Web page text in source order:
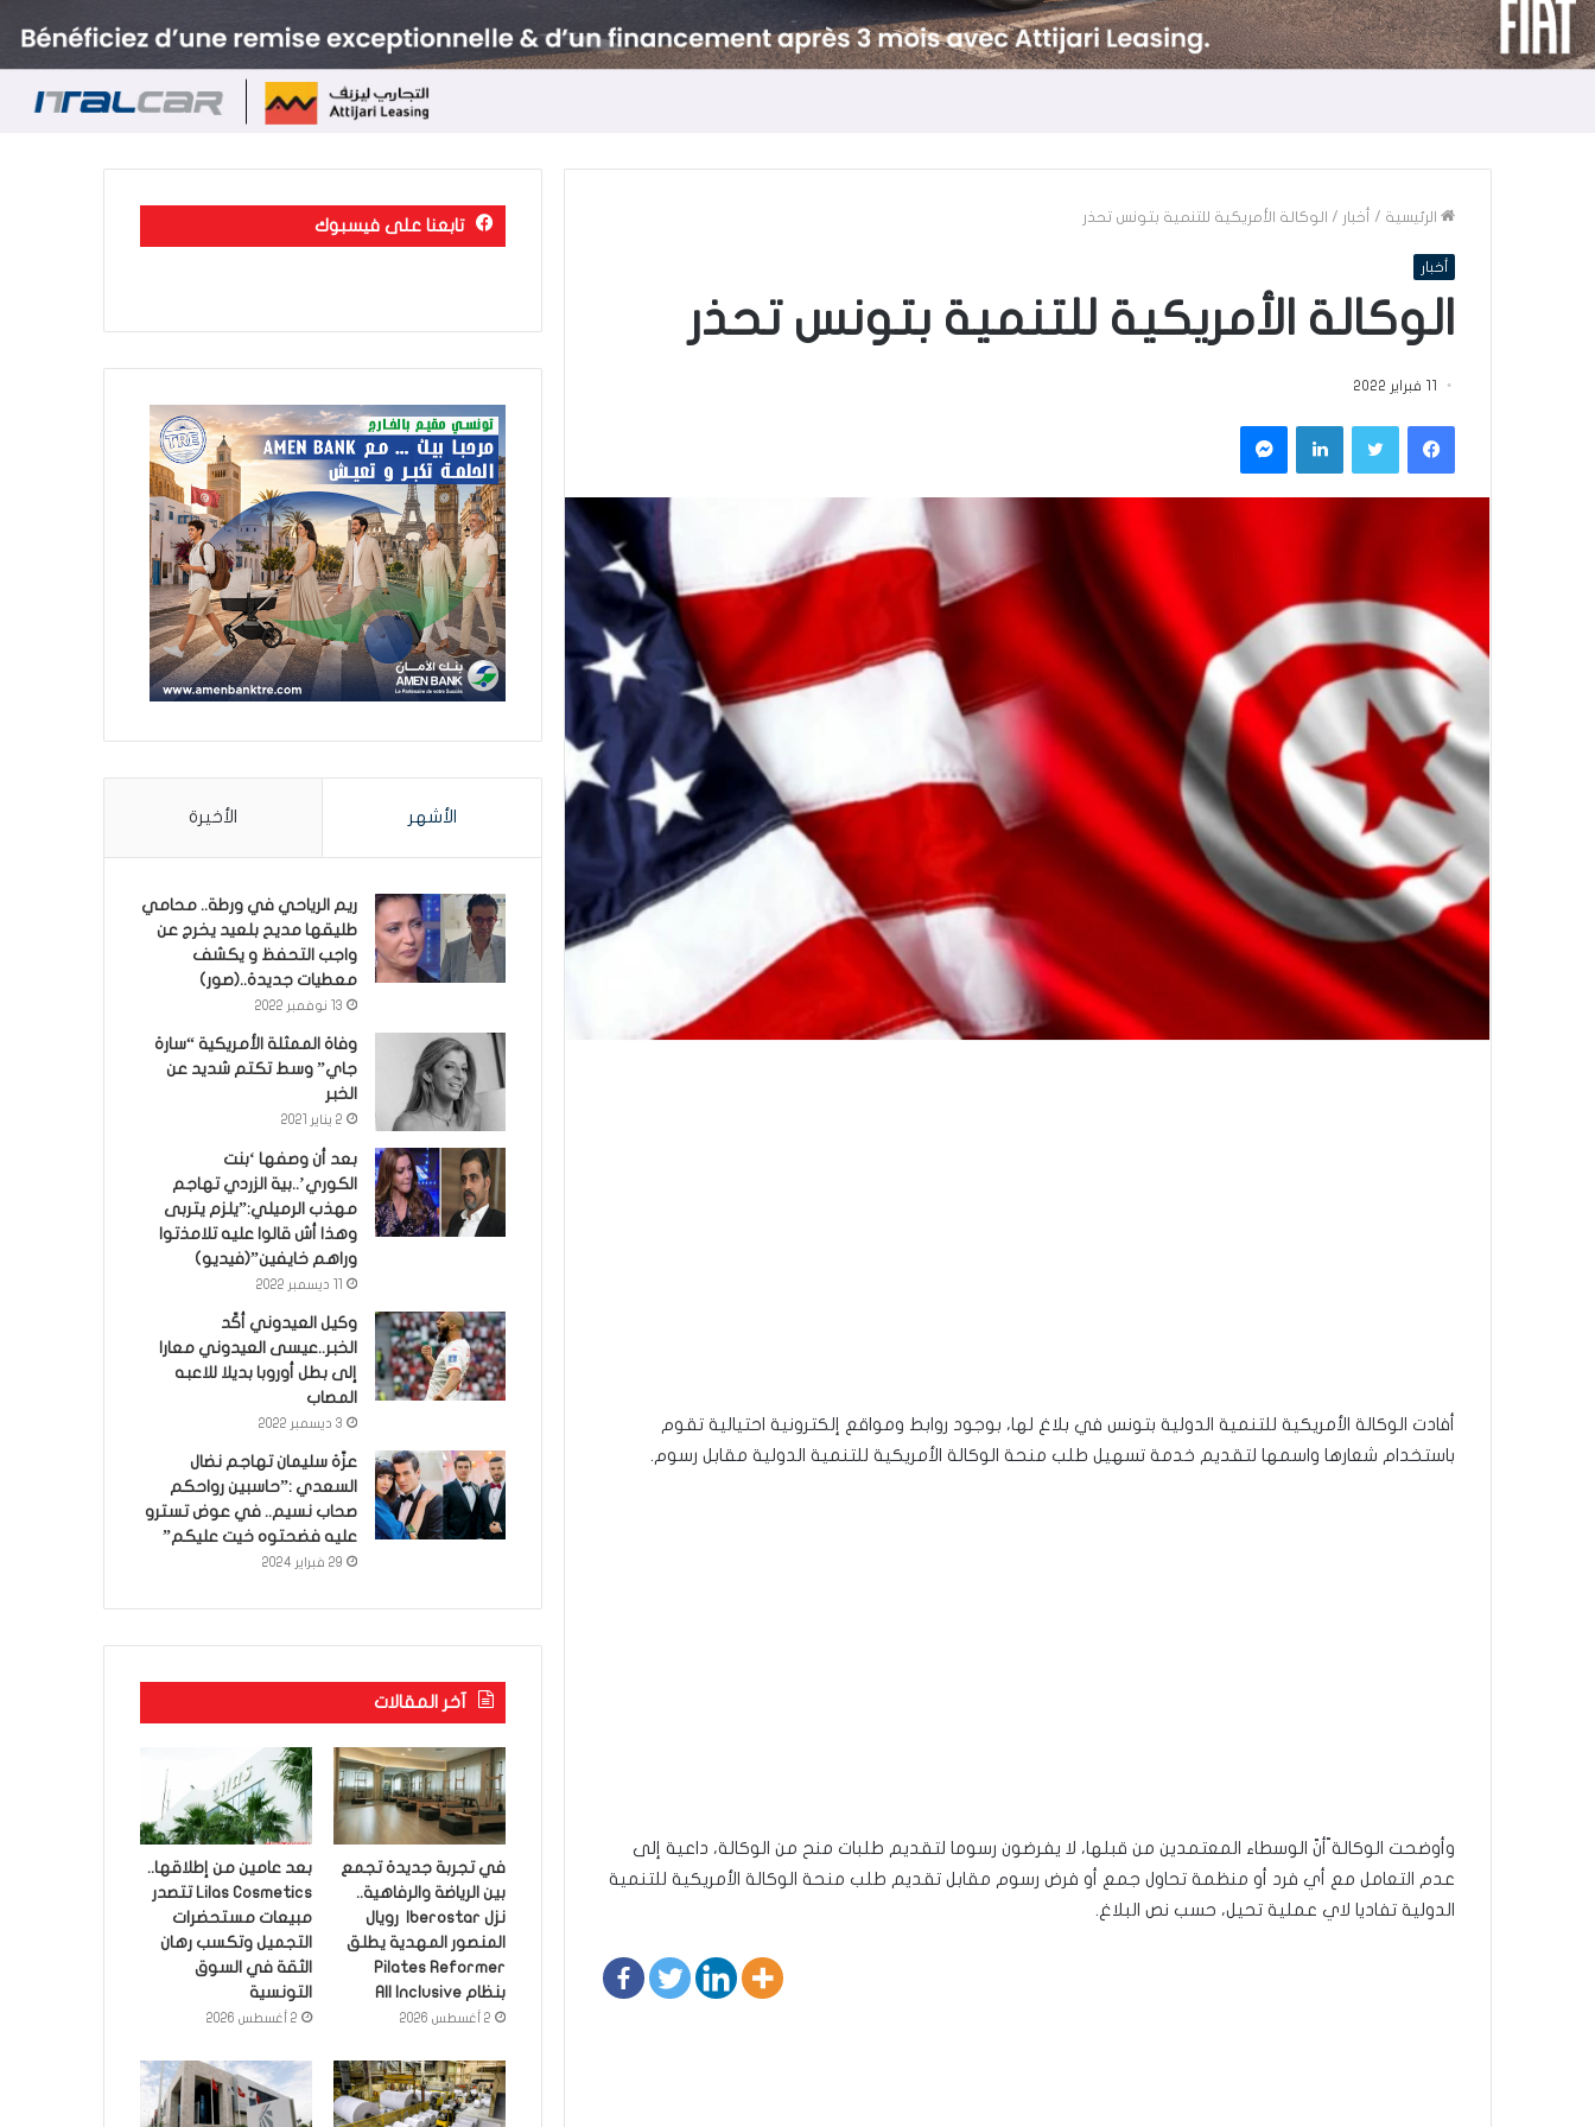
الرئيسية / أخبار / الوكالة الأمريكية للتنمية بتونس تحذر
أخبار
الوكالة الأمريكية للتنمية بتونس تحذر
11 فبراير 2022
فيسبوكتويتر لينكدإن ماسنجر
أفادت الوكالة الأمريكية للتنمية الدولية بتونس في بلاغ لها، بوجود روابط ومواقع إلكترونية احتيالية تقوم
باستخدام شعارها واسمها لتقديم خدمة تسهيل طلب منحة الوكالة الأمريكية للتنمية الدولية مقابل رسوم.
وأوضحت الوكالة ّأنّ الوسطاء المعتمدين من قبلها، لا يفرضون رسوما لتقديم طلبات منح من الوكالة، داعية إلى
عدم التعامل مع أي فرد أو منظمة تحاول جمع أو فرض رسوم مقابل تقديم طلب منحة الوكالة الأمريكية للتنمية
الدولية تفاديا لاي عملية تحيل، حسب نص البلاغ.
تابعنا على فيسبوك
الأشهر الأخيرة
ريم الرياحي في ورطة.. محامي
طليقها مديح بلعيد يخرج عن
واجب التحفظ و يكشف
معطيات جديدة..(صور)
13 نوفمبر 2022
وفاة الممثلة الأمريكية “سارة
جاي” وسط تكتم شديد عن
الخبر
2 يناير 2021
بعد أن وصفها ‘بنت
الكوري’..بية الزردي تهاجم
مهذب الرميلي:”يلزم يتربى
وهذا أش قالوا عليه تلامذتوا
وراهم خايفين”(فيديو)
وكيل العيدوني أكّد
الخبر..عيسى العيدوني معارا
إلى بطل أوروبا بديلا للاعبه
المصاب
3 ديسمبر 2022
عزّة سليمان تهاجم نضال
السعدي :”حاسبين رواحكم
صحاب نسيم.. في عوض تسترو
عليه فضحتوه خيت عليكم”
29 فبراير 2024
آخر المقالات
في تجربة جديدة تجمع
بين الرياضة والرفاهية..
نزل Iberostar رويال
المنصور المهدية يطلق
Pilates Reformer
بنظام All Inclusive
2 أغسطس 2026
بعد عامين من إطلاقها..
Lilas Cosmetics تتصدر
مبيعات مستحضرات
التجميل وتكسب رهان
الثقة في السوق
التونسية
2 أغسطس 2026